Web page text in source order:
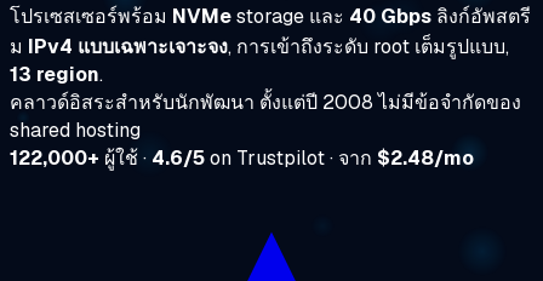
โปรเซสเซอร์พร้อม NVMestorage และ 40 Gbps ลิงก์อัพสตรี
ม IPv4 แบบเฉพาะเจาะจง, การเข้าถึงระดับ root เต็มรูปแบบ,
13 region.
คลาวด์อิสระสำหรับนักพัฒนา ตั้งแต่ปี 2008 ไม่มีข้อจำกัดของ
shared hosting
122,000+ ผู้ใช้ · 4.6/5on Trustpilot · จาก $2.48/mo